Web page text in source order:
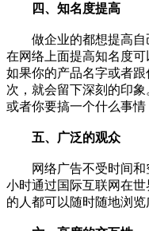
四、知名度提高
做企业的都想提高自
在网络上面提高知名度可
如果你的产品名字或者
次，就会留下深刻的印
或者你要搞一个什么事情
五、广泛的观众
网络广告不受时间和
小时通过国际互联网在
的人都可以随时随地浏览